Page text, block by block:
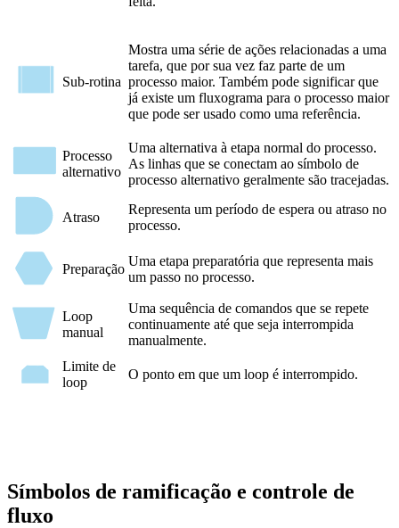
Sub-rotina
Mostra uma série de ações relacionadas a uma
tarefa, que por sua vez faz parte de um
processo maior. Também pode significar que
já existe um fluxograma para o processo maior
que pode ser usado como uma referência.
Processo
alternativo
Uma alternativa à etapa normal do processo.
As linhas que se conectam ao símbolo de
processo alternativo geralmente são tracejadas.
Atraso
Representa um período de espera ou atraso no
processo.
Preparação
Uma etapa preparatória que representa mais
um passo no processo.
Loop
manual
Uma sequência de comandos que se repete
continuamente até que seja interrompida
manualmente.
Limite de
loop
O ponto em que um loop é interrompido.
Símbolos de ramificação e controle de
fluxo